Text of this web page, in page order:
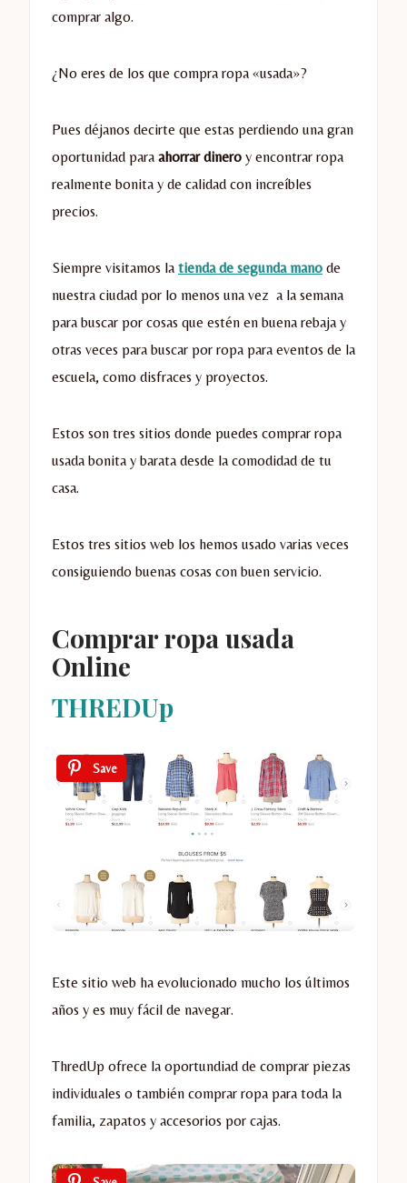
comprar algo.
¿No eres de los que compra ropa «usada»?
Pues déjanos decirte que estas perdiendo una gran
oportunidad para ahorrar dinero y encontrar ropa
realmente bonita y de calidad con increíbles
precios.
Siempre visitamos la tienda de segunda mano de
nuestra ciudad por lo menos una vez a la semana
para buscar por cosas que estén en buena rebaja y
otras veces para buscar por ropa para eventos de la
escuela, como disfraces y proyectos.
Estos son tres sitios donde puedes comprar ropa
usada bonita y barata desde la comodidad de tu
casa.
Estos tres sitios web los hemos usado varias veces
consiguiendo buenas cosas con buen servicio.
Comprar ropa usada
Online
THREDUp
Save
Este sitio web ha evolucionado mucho los últimos
años y es muy fácil de navegar.
ThredUp ofrece la oportundiad de comprar piezas
individuales o también comprar ropa para toda la
familia, zapatos y accesorios por cajas.